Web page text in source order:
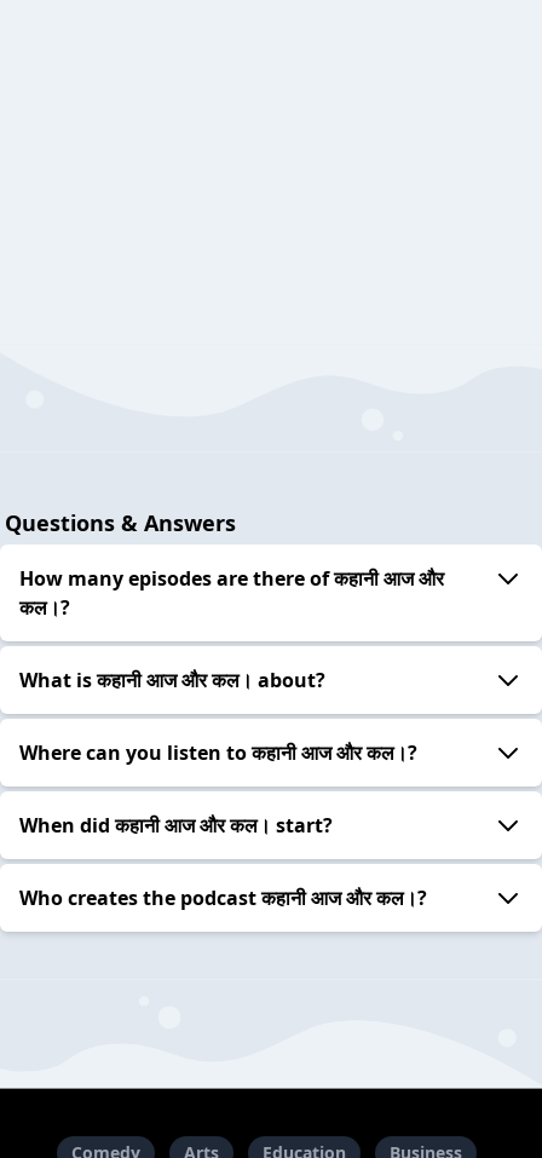
Questions & Answers
How many episodes are there of कहानी आज और
कल।?
What is कहानी आज और कल। about?
Where can you listen to कहानी आज और कल।?
When did कहानी आज और कल। start?
Who creates the podcast कहानी आज और कल।?
Comedy Arts Education Business